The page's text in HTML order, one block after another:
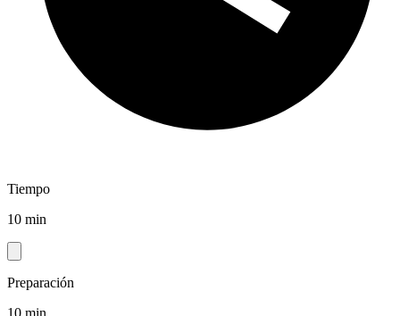
Tiempo
10 min
Preparación